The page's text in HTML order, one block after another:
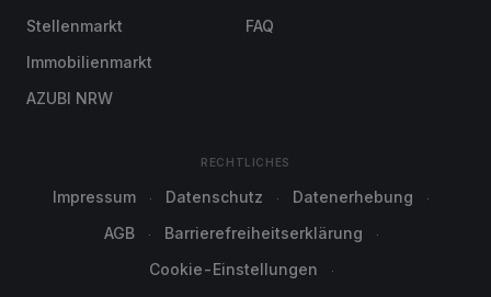
Stellenmarkt
Immobilienmarkt
AZUBI NRW
FAQ
RECHTLICHES
Impressum Datenschutz
Datenerhebung
AGB
Barrierefreiheitserklärung
Cookie-Einstellungen